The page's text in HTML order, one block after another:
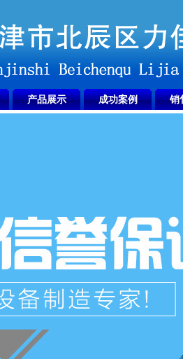
产品展示 成功案例 销